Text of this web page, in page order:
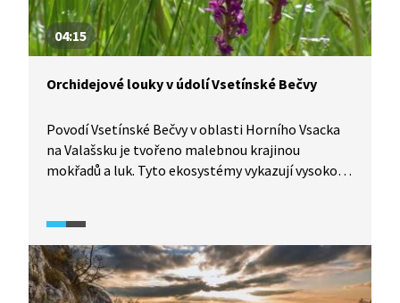
04:15
Orchidejové louky v údolí Vsetínské Bečvy
Povodí Vsetínské Bečvy v oblasti Horního Vsacka
na Valašsku je tvořeno malebnou krajinou
mokřadů a luk. Tyto ekosystémy vykazují vysokou
vzácné druhy lučních orchidejí, které si
prohlédneme v následující reportáži. Za zmínku
stojí i jejich druhová rozmanitost, v celém Česku
roste zhruba 50 druhů orchidejí a zde v údolí